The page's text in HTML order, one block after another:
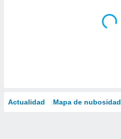
Actualidad Mapa de nubosidad